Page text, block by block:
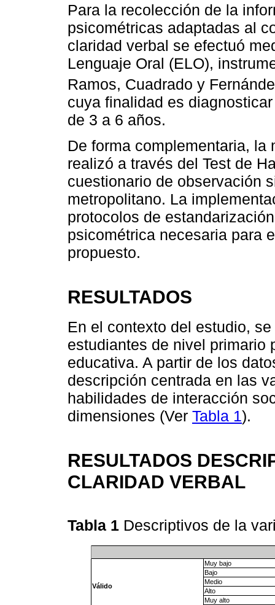
Para la recolección de la
psicométricas adaptadas al
claridad verbal se efectuó
Lenguaje Oral (ELO),
Ramos, Cuadrado y
cuya finalidad es
de 3 a 6 años.
De forma complementaria,
realizó a través del Test de
cuestionario de observación
metropolitano. La
protocolos de
psicométrica necesaria para
propuesto.
RESULTADOS
En el contexto del estudio,
estudiantes de nivel primario
educativa. A partir de los
descripción centrada en las
habilidades de interacción
dimensiones (Ver Tabla 1).
RESULTADOS
CLARIDAD VERBAL
Tabla 1 Descriptivos de la
Válido
Muy bajo
Bajo
Medio
Alto
Muy alto